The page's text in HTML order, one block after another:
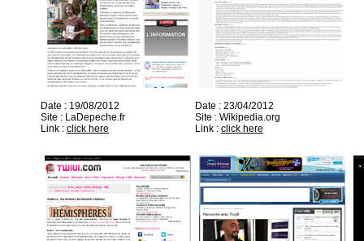
Date : 19/08/2012
Site : LaDepeche.fr
Link : click here
Date : 23/04/2012
Site : Wikipedia.org
Link : click here